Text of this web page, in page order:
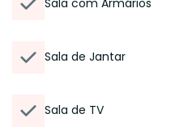
Sala com Armários
Sala de Jantar
Sala de TV